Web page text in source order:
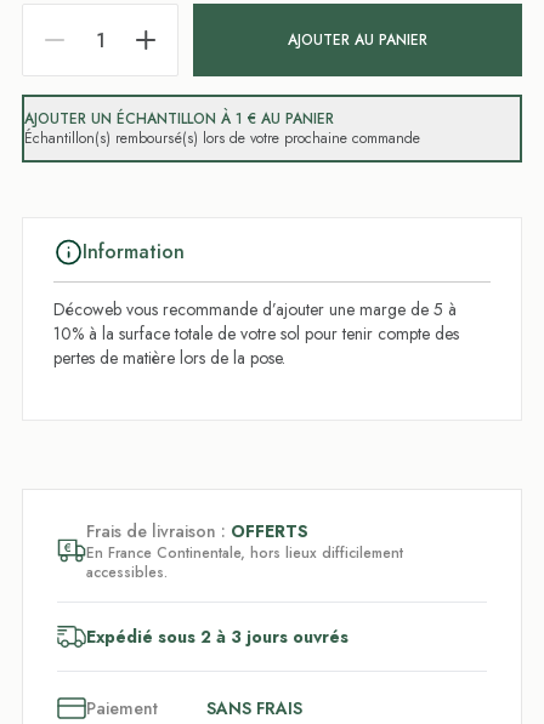
AJOUTER AU PANIER
AJOUTER UN ÉCHANTILLON À 1 € AU PANIER
Échantillon(s) remboursé(s) lors de votre prochaine commande
Information
Décoweb vous recommande d’ajouter une marge de 5 à
10% à la surface totale de votre sol pour tenir compte des
pertes de matière lors de la pose.
Frais de livraison : OFFERTS
En France Continentale, hors lieux difficilement
accessibles.
Expédié sous 2 à 3 jours ouvrés
Paiement SANS FRAIS